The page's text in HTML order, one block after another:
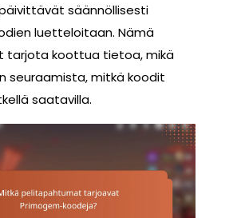
säännöllisesti
luetteloitaan. Nämä
tarjota koottua tietoa, mikä
seuraamista, mitkä koodit
saatavilla.